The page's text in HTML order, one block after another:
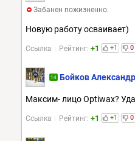
Забанен пожизненно.
Новую работу осваивает)
Ссылка Рейтинг: +1 +1 0
14 Бойков Александр
Максим- лицо Optiwax?
Ссылка Рейтинг: +1 +1 0